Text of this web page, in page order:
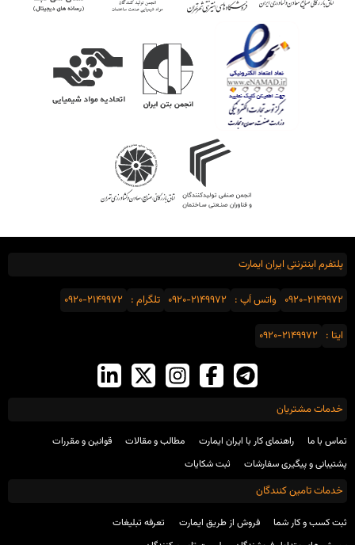
پلتفرم اینترنتی ایران ایمارت
0920-2149972 واتس اَپ : 0920-2149972 تلگرام : 0920-2149972
ایتا : 0920-2149972
خدمات مشتریان
تماس با ما راهنمای کار با ایران ایمارت مطالب و مقالات
قوانین و مقررات
پشتیبانی و پیگیری سفارشات
ثبت شکایات
خدمات تامین کنندگان
ثبت کسب و کار شما فروش از طریق ایمارت
تعرفه تبلیغات